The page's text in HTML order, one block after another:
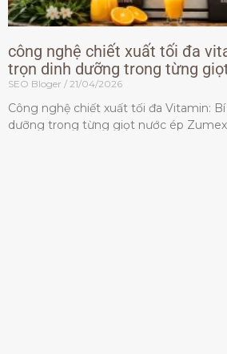
công nghệ chiết xuất tối đa
trọn dinh dưỡng trong từng
SEO Bloger 21/04/2026
Công nghệ chiết xuất tối đa Vitamin:
dưỡng trong từng giọt nước ép